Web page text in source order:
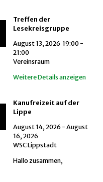
Treffen der
Lesekreisgruppe
August 13, 2026 19:00-
21:00
Vereinsraum
Weitere Details anzeigen
Kanufreizeit auf der
Lippe
August 14, 2026- August
16, 2026
WSC Lippstadt
Hallo zusammen,